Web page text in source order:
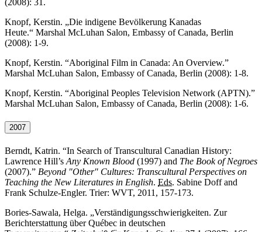
Knopf, Kerstin. „Die indigene Bevölkerung Kanadas
Heute.“ Marshal McLuhan Salon, Embassy of Canada, Berlin
(2008): 1-9.
Knopf, Kerstin. “Aboriginal Film in Canada: An Overview.”
Marshal McLuhan Salon, Embassy of Canada, Berlin (2008): 1-8.
Knopf, Kerstin. “Aboriginal Peoples Television Network (APTN).”
Marshal McLuhan Salon, Embassy of Canada, Berlin (2008): 1-6.
2007
Berndt, Katrin. “In Search of Transcultural Canadian History:
Lawrence Hill’s Any Known Blood (1997) and The Book of Negroes
(2007).” Beyond "Other" Cultures: Transcultural Perspectives on
Teaching the New Literatures in English. Eds. Sabine Doffand
Frank Schulze-Engler. Trier: WVT, 2011, 157-173.
Bories-Sawala, Helga. „Verständigungsschwierigkeiten. Zur
Berichterstattung über Québec in deutschen